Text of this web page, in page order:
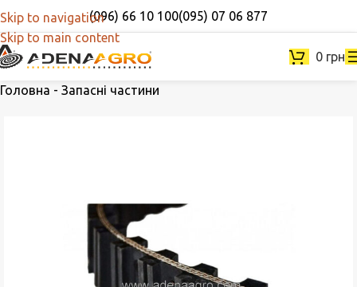
Skip to navigation
Skip to main content
(096) 66 10 100(095) 07 06 877
0 грн
Головна - Запасні частини